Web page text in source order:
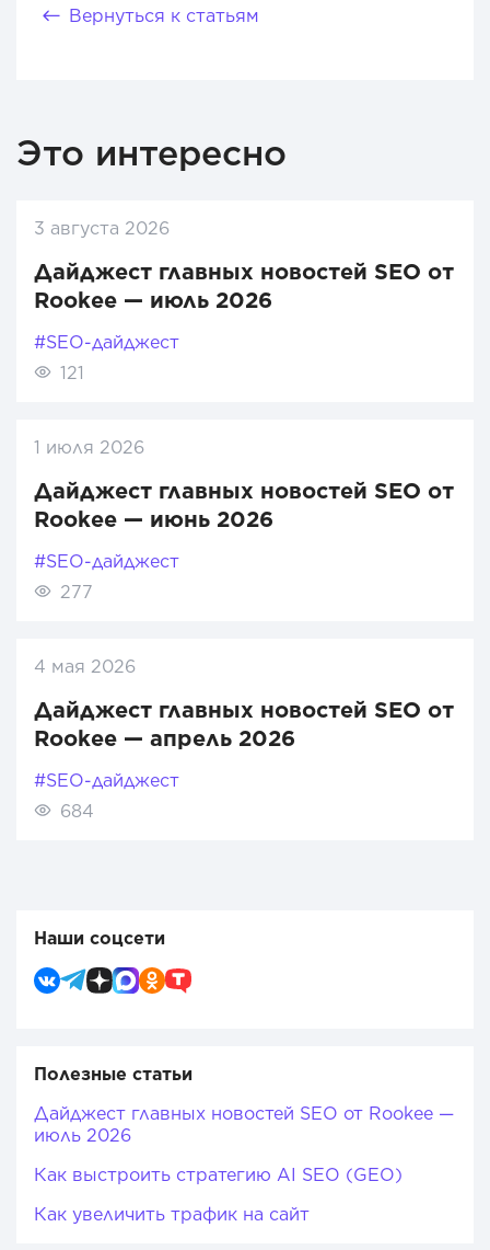
Вернуться к статьям
Это интересно
3 августа 2026
Дайджест главных новостей SEO от
Rookee — июль 2026
#SEO-дайджест
121
1 июля 2026
Дайджест главных новостей SEO от
Rookee — июнь 2026
#SEO-дайджест
277
4 мая 2026
Дайджест главных новостей SEO от
Rookee — апрель 2026
#SEO-дайджест
684
Наши соцсети
Полезные статьи
Дайджест главных новостей SEO от Rookee —
июль 2026
Как выстроить стратегию AI SEO (GEO)
Как увеличить трафик на сайт